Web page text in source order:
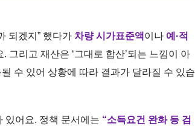
되겠지” 했다가 차량 시가표준액이나 예·적
그리고 재산은 ‘그대로 합산’되는 느낌이 아
수 있어 상황에 따라 결과가 달라질 수 있습
있어요. 정책 문서에는 “소득요건 완화 등 검